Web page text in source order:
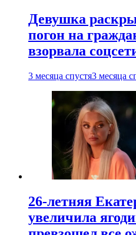
Девушка
погон на
взорвала
3 месяца спустя3 месяца
26-летняя
увеличила